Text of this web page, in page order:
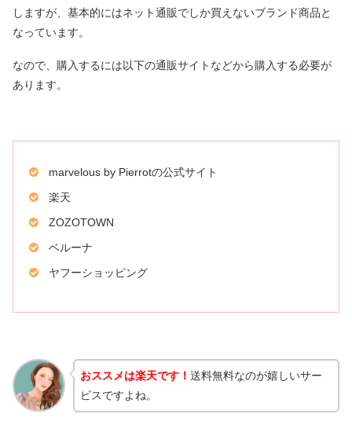
しますが、基本的にはネット通販でしか買えないブランド商品と
なっています。
なので、購入するには以下の通販サイトなどから購入する必要が
あります。
marvelous by Pierrotの公式サイト
楽天
ZOZOTOWN
ベルーナ
ヤフーショッピング
おススメは楽天です！ 送料無料なのが嬉しいサー
ビスですよね。